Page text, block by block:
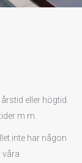
eller högtid.
m m.
inte har någon
våra